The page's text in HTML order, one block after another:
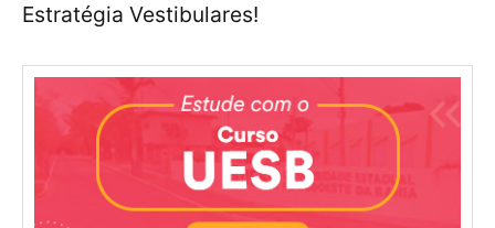
Estratégia Vestibulares!